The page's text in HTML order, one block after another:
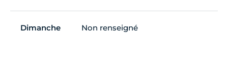
Dimanche Non renseigné